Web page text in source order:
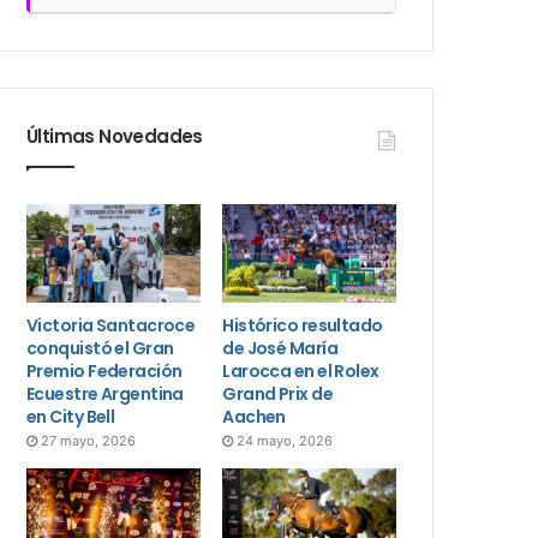
Últimas Novedades
Victoria Santacroce
conquistó el Gran
Premio Federación
Ecuestre Argentina
en City Bell
27 mayo, 2026
Histórico resultado
de José María
Larocca en el Rolex
Grand Prix de
Aachen
24 mayo, 2026